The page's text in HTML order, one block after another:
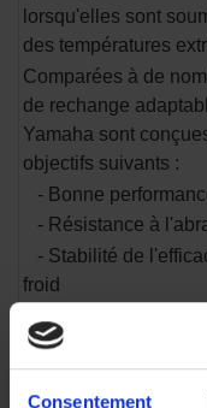
Consentement
lorsqu'elles sont
des températures
Comparées à de
de rechange
Yamaha sont
objectifs suivants :
- Bonne
- Résistance à
- Stabilité de
froid